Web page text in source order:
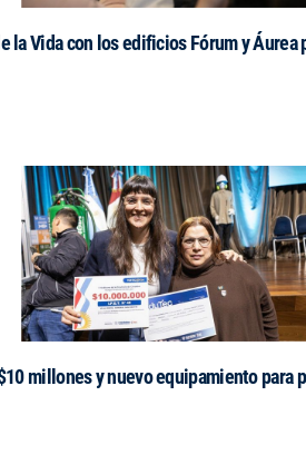
la Vida con los edificios Fórum y
millones y nuevo equipamiento para